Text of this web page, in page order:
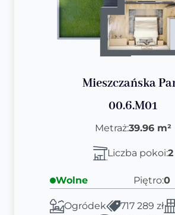
Mieszczańska
00.6.M01
Metraż:39.96 m²
Liczba pokoi:2
Wolne Piętro:0
Ogródek 717 289 zł